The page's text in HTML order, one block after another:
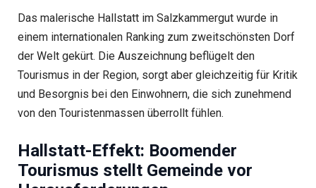
Das malerische Hallstatt im Salzkammergut wurde in
einem internationalen Ranking zum zweitschönsten Dorf
der Welt gekürt. Die Auszeichnung beflügelt den
Tourismus in der Region, sorgt aber gleichzeitig für Kritik
und Besorgnis bei den Einwohnern, die sich zunehmend
von den Touristenmassen überrollt fühlen.
Hallstatt-Effekt: Boomender
Tourismus stellt Gemeinde vor